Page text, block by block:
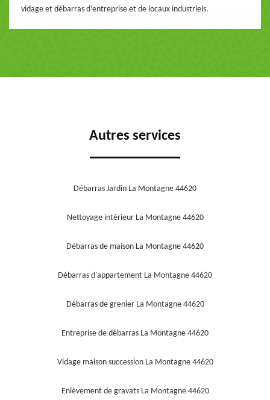
vidage et débarras d’entreprise et de locaux industriels.
Autres services
Débarras Jardin La Montagne 44620
Nettoyage intérieur La Montagne 44620
Débarras de maison La Montagne 44620
Débarras d'appartement La Montagne 44620
Débarras de grenier La Montagne 44620
Entreprise de débarras La Montagne 44620
Vidage maison succession La Montagne 44620
Enlèvement de gravats La Montagne 44620